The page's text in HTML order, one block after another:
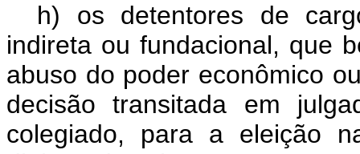
h) os detentores de
indireta ou fundacional, que
abuso do poder econômico
decisão transitada em
colegiado, para a eleição